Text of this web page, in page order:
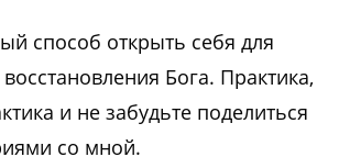
способ открыть себя для
Бога. Практика,
и не забудьте поделиться
со мной.